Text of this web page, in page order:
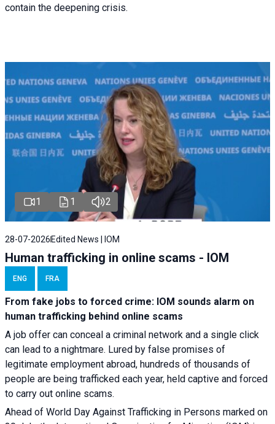
contain the deepening crisis.
1 1 2
28-07-2026Edited News | IOM
Human trafficking in online scams - IOM
ENG FRA
From fake jobs to forced crime: IOM sounds alarm on
human trafficking behind online scams
A job offer can conceal a criminal network and a single click
can lead to a nightmare. Lured by false promises of
legitimate employment abroad, hundreds of thousands of
people are being trafficked each year, held captive and forced
to carry out online scams.
Ahead of World Day Against Trafficking in Persons marked on